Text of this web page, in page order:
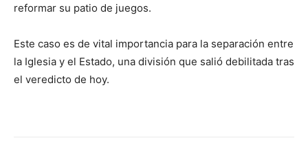
reformar su patio de juegos.
Este caso es de vital importancia para la separación entre
la Iglesia y el Estado, una división que salió debilitada tras
el veredicto de hoy.